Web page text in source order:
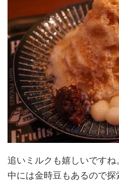
追いミルクも嬉しいです
中には金時豆もあるので